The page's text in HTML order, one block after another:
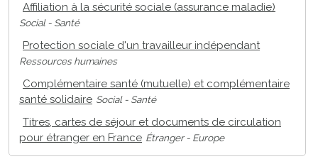
Affiliation à la sécurité sociale (assurance maladie)
Social - Santé
Protection sociale d'un travailleur indépendant
Ressources humaines
Complémentaire santé (mutuelle) et complémentaire
santé solidaire Social - Santé
Titres, cartes de séjour et documents de circulation
pour étranger en France Étranger - Europe